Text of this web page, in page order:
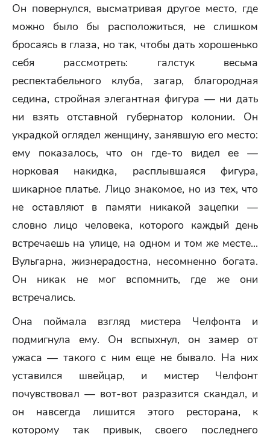
Он повернулся, высматривая другое место, где
можно было бы расположиться, не слишком
бросаясь в глаза, но так, чтобы дать хорошенько
себя рассмотреть: галстук весьма
респектабельного клуба, загар, благородная
седина, стройная элегантная фигура — ни дать
ни взять отставной губернатор колонии. Он
украдкой оглядел женщину, занявшую его место:
ему показалось, что он где-то видел ее —
норковая накидка, расплывшаяся фигура,
шикарное платье. Лицо знакомое, но из тех, что
не оставляют в памяти никакой зацепки —
словно лицо человека, которого каждый день
встречаешь на улице, на одном и том же месте...
Вульгарна, жизнерадостна, несомненно богата.
Он никак не мог вспомнить, где же они
встречались.
Она поймала взгляд мистера Челфонта и
подмигнула ему. Он вспыхнул, он замер от
ужаса — такого с ним еще не бывало. На них
уставился швейцар, и мистер Челфонт
почувствовал — вот-вот разразится скандал, и
он навсегда лишится этого ресторана, к
которому так привык, своего последнего